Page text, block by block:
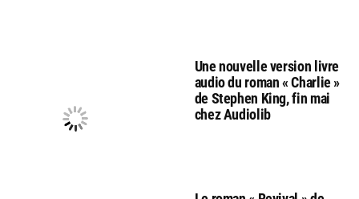
Une nouvelle version livre
audio du roman « Charlie »
de Stephen King, fin mai
chez Audiolib